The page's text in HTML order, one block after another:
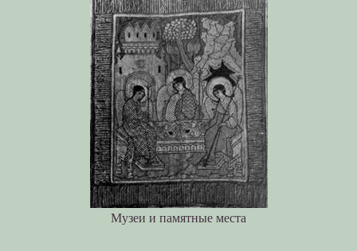
Музеи и памятные места